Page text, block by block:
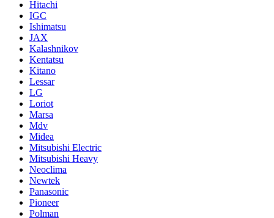
Hitachi
IGC
Ishimatsu
JAX
Kalashnikov
Kentatsu
Kitano
Lessar
LG
Loriot
Marsa
Mdv
Midea
Mitsubishi Electric
Mitsubishi Heavy
Neoclima
Newtek
Panasonic
Pioneer
Polman